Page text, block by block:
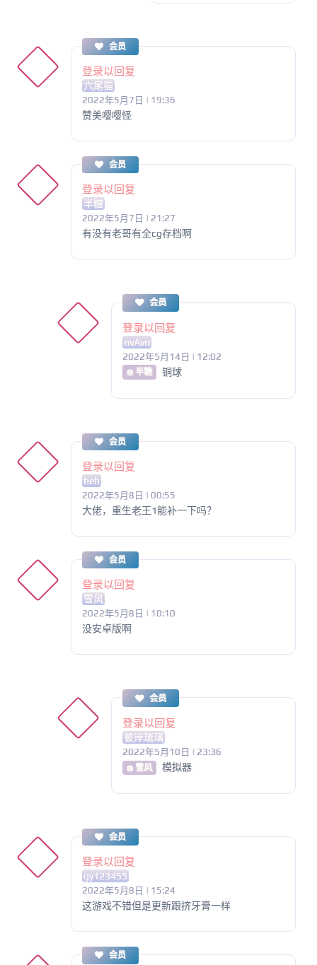
会员
登录以回复
六尾猫
2022年5月7日 | 19:36
赞美嘤嘤怪
会员
登录以回复
半糖
2022年5月7日 | 21:27
有没有老哥有全cg存档啊
会员
登录以回复
nvAvn
2022年5月14日 | 12:02
@ 半糖 铜球
会员
登录以回复
heh
2022年5月8日 | 00:55
大佬，重生老王1能补一下吗？
会员
登录以回复
雪风
2022年5月8日 | 10:10
没安卓版啊
会员
登录以回复
彼岸琉璃
2022年5月10日 | 23:36
@ 雪风 模拟器
会员
登录以回复
gy123455
2022年5月8日 | 15:24
这游戏不错但是更新跟挤牙膏一样
会员